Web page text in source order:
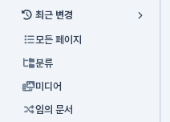
최근 변경
모든 페이지
분류
미디어
임의 문서